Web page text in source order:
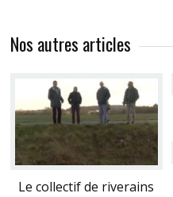
Nos autres articles
Le collectif de riverains